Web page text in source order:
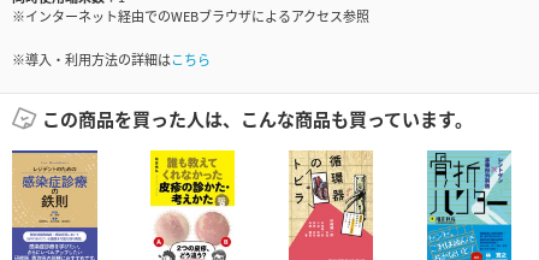
※インターネット経由でのWEBブラウザによるアクセス参照
※導入・利用方法の詳細はこちら
この商品を買った人は、こんな商品も買っています。